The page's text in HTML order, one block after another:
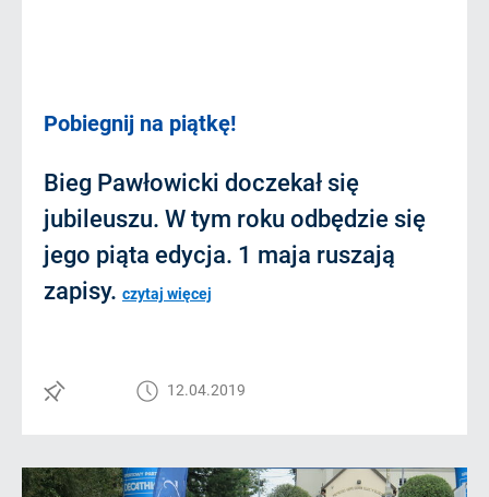
Pobiegnij na piątkę!
Bieg Pawłowicki doczekał się
jubileuszu. W tym roku odbędzie się
jego piąta edycja. 1 maja ruszają
zapisy. czytaj więcej
12.04.2019